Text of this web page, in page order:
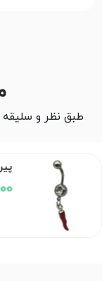
طبق نظر و سلیقه